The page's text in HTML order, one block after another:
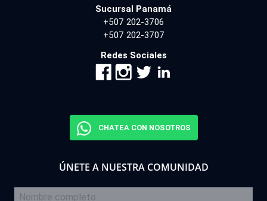
Sucursal Panamá
+507 202-3706
+507 202-3707
Redes Sociales
CHATEA CON NOSOTROS
ÚNETE A NUESTRA COMUNIDAD